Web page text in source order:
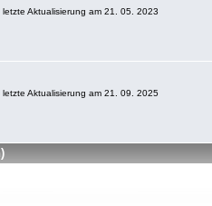
Aktualisierung am 21. 05. 2023
letzte Aktualisierung am 21. 09. 2025